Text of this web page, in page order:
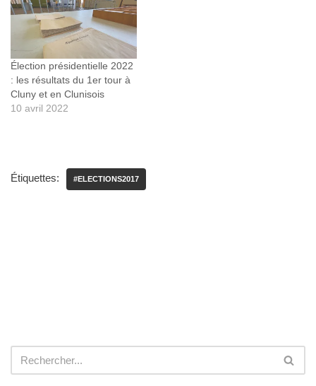
Élection présidentielle 2022
: les résultats du 1er tour à
Cluny et en Clunisois
10 avril 2022
Étiquettes: #ELECTIONS2017